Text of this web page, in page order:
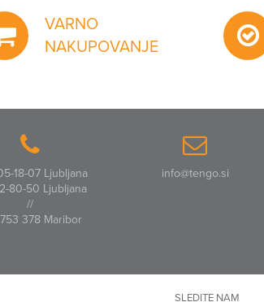
VARNO
NAKUPOVANJE
18-07 Ljubljana
80-50 Ljubljana
//
378 Maribor
info@tengo.si
SLEDITE NAM